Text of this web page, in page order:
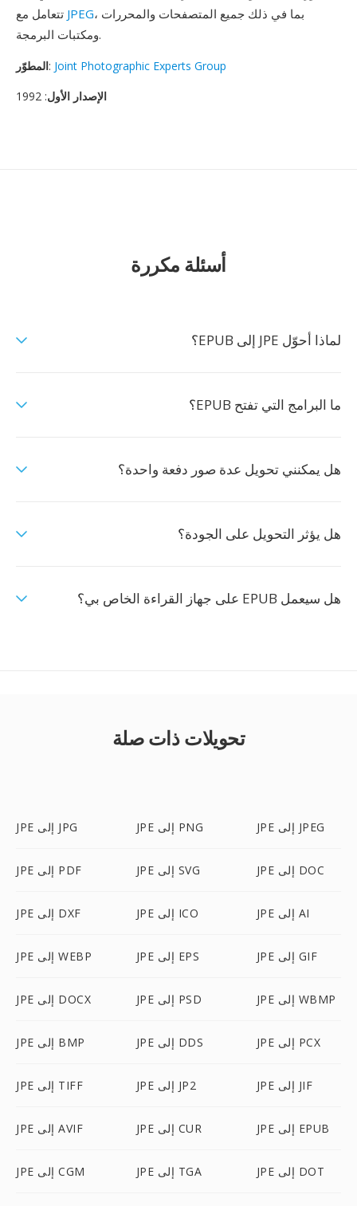
JPEG، بما في ذلك جميع المتصفحات والمحررات
ومكتبات البرمجة.
المطوّر: Joint Photographic Experts Group
الإصدار الأول: 1992
أسئلة مكررة
لماذا أحوّل JPE إلى EPUB؟
ما البرامج التي تفتح EPUB؟
هل يمكنني تحويل عدة صور دفعة واحدة؟
هل يؤثر التحويل على الجودة؟
هل سيعمل EPUB على جهاز القراءة الخاص بي؟
تحويلات ذات صلة
JPE إلى JPG JPE إلى PNG JPE إلى JPEG
JPE إلى PDF JPE إلى SVG JPE إلى DOC
JPE إلى DXF JPE إلى ICO JPE إلى AI
JPE إلى WEBP JPE إلى EPS JPE إلى GIF
JPE إلى DOCX JPE إلى PSD JPE إلى WBMP
JPE إلى BMP JPE إلى DDS JPE إلى PCX
JPE إلى TIFF JPE إلى JP2 JPE إلى JIF
JPE إلى AVIF JPE إلى CUR JPE إلى EPUB
JPE إلى CGM JPE إلى TGA JPE إلى DOT